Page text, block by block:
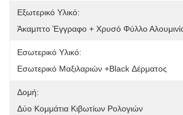
Εξωτερικό Υλικό:
Άκαμπτο Έγγραφο + Χρυσό Φύλλο
Εσωτερικό Υλικό:
Εσωτερικό Μαξιλαριών +black Δέρματος
Δομή:
Δύο Κομμάτια Κιβωτίων Ρολογιών